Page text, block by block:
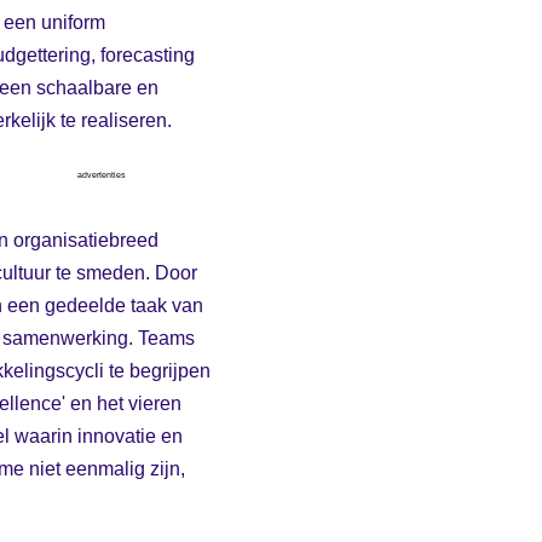
uniform
forecasting
schaalbare en
te realiseren.
advertenties
organisatiebreed
te smeden. Door
gedeelde taak van
Teams
te begrijpen
en het vieren
waarin innovatie en
niet eenmalig zijn,